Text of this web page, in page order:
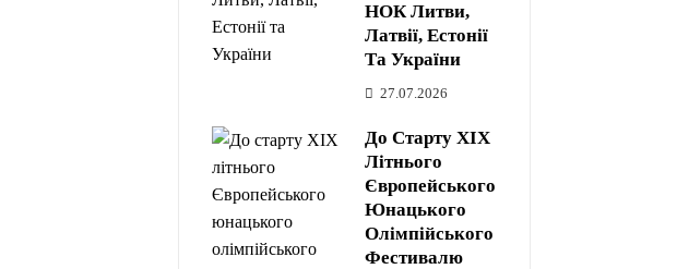
НОК Литви,
Латвії, Естонії
Та України
27.07.2026
До Старту XIX
Літнього
Європейського
Юнацького
Олімпійського
Фестивалю